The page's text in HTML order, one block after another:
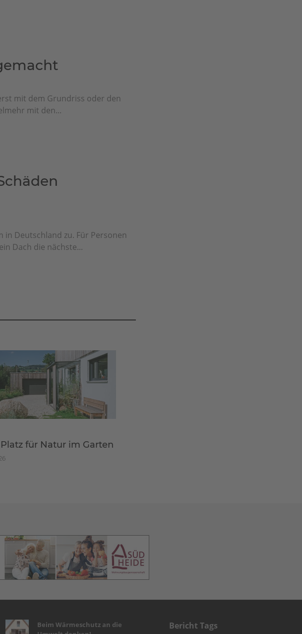
mit dem Grundriss oder den
mit den...
Deutschland zu. Für Personen
Dach die nächste...
für Natur im Garten
Beim Wärmeschutz an die
Bericht Tags